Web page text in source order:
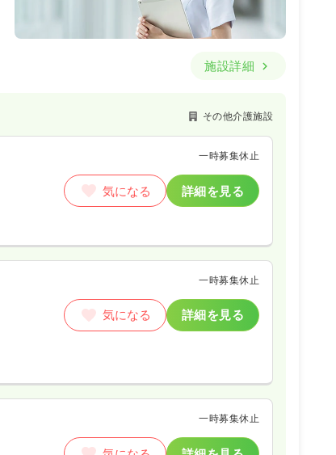
施設詳細
その他介護施設
一時募集休止
気になる 詳細を見る
一時募集休止
気になる 詳細を見る
一時募集休止